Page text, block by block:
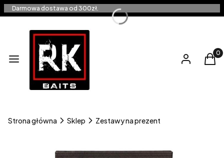
Darmowa dostawa od 300zł.
Menu Zaloguj się
Strona główna Sklep Zestawy na prezent